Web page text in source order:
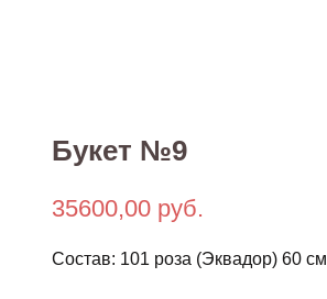
Букет №9
35600,00 руб.
Состав: 101 роза (Эквадор) 60 см